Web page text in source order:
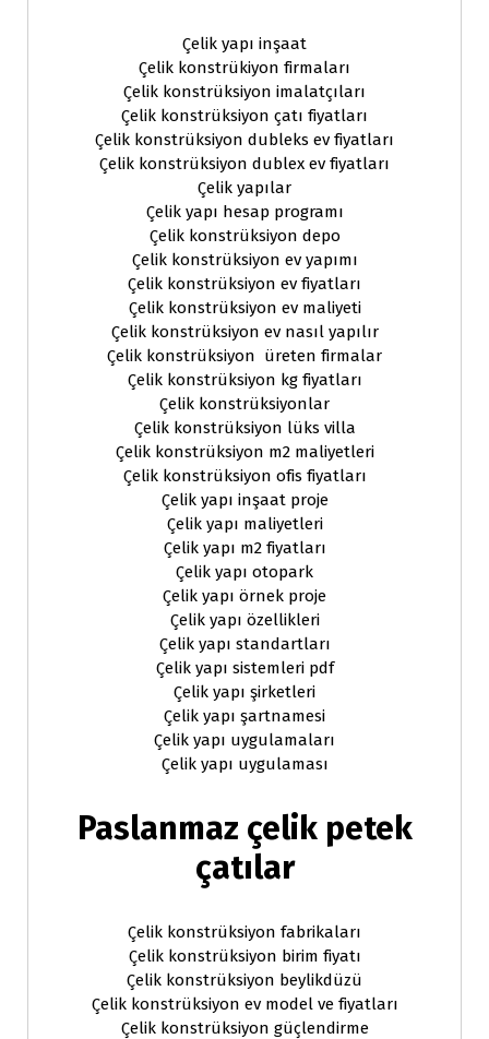
Çelik yapı inşaat
Çelik konstrükiyon firmaları
Çelik konstrüksiyon imalatçıları
Çelik konstrüksiyon çatı fiyatları
Çelik konstrüksiyon dubleks ev fiyatları
Çelik konstrüksiyon dublex ev fiyatları
Çelik yapılar
Çelik yapı hesap programı
Çelik konstrüksiyon depo
Çelik konstrüksiyon ev yapımı
Çelik konstrüksiyon ev fiyatları
Çelik konstrüksiyon ev maliyeti
Çelik konstrüksiyon ev nasıl yapılır
Çelik konstrüksiyon üreten firmalar
Çelik konstrüksiyon kg fiyatları
Çelik konstrüksiyonlar
Çelik konstrüksiyon lüks villa
Çelik konstrüksiyon m2 maliyetleri
Çelik konstrüksiyon ofis fiyatları
Çelik yapı inşaat proje
Çelik yapı maliyetleri
Çelik yapı m2 fiyatları
Çelik yapı otopark
Çelik yapı örnek proje
Çelik yapı özellikleri
Çelik yapı standartları
Çelik yapı sistemleri pdf
Çelik yapı şirketleri
Çelik yapı şartnamesi
Çelik yapı uygulamaları
Çelik yapı uygulaması
Paslanmaz çelik petek
çatılar
Çelik konstrüksiyon fabrikaları
Çelik konstrüksiyon birim fiyatı
Çelik konstrüksiyon beylikdüzü
Çelik konstrüksiyon ev model ve fiyatları
Çelik konstrüksiyon güçlendirme